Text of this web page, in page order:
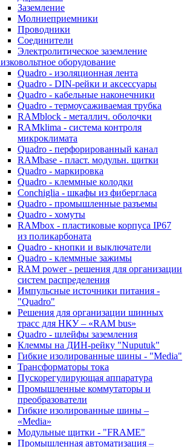
Заземление
Молниеприемники
Проводники
Соединители
Электролитическое заземление
оборудование
Quadro - изоляционная лента
Quadro - DIN-рейки и аксессуары
Quadro - кабельные наконечники
Quadro - термоусаживаемая трубка
RAMblock - металлич. оболочки
RAMklima - система контроля
микроклимата
Quadro - перфорированный канал
RAMbase - пласт. модульн. щитки
Quadro - маркировка
Quadro - клеммные колодки
Conchiglia - шкафы из фибергласа
Quadro - промышленные разъемы
Quadro - хомуты
RAMbox - пластиковые корпуса IP67
из поликарбоната
Quadro - кнопки и выключатели
Quadro - клеммные зажимы
RAM power - решения для организации
систем распределения
Импульсные источники питания -
"Quadro"
Решения для организации шинных
трасс для НКУ – «RAM bus»
Quadro - шлейфы заземления
Клеммы на ДИН-рейку "Nuputuk"
Гибкие изолированные шины - "Media"
Трансформаторы тока
Пускорегулирующая аппаратура
Промышленные коммутаторы и
преобразователи
Гибкие изолированные шины –
«Media»
Модульные щитки - "FRAME"
Промышленная автоматизация –